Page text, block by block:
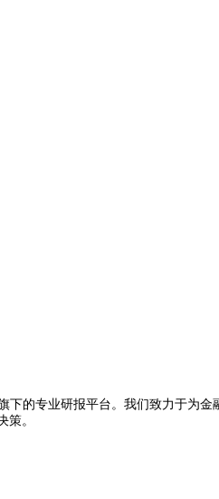
下的专业研报平台。我们致力于
策。